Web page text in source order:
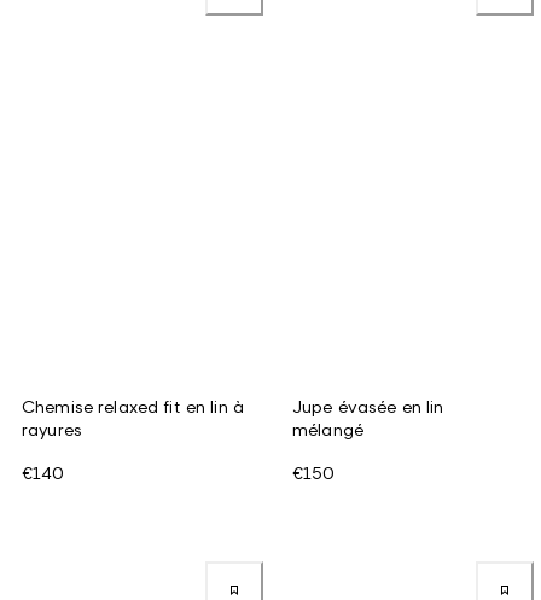
Chemise relaxed fit en lin à
rayures
€140
Jupe évasée en lin
mélangé
€150